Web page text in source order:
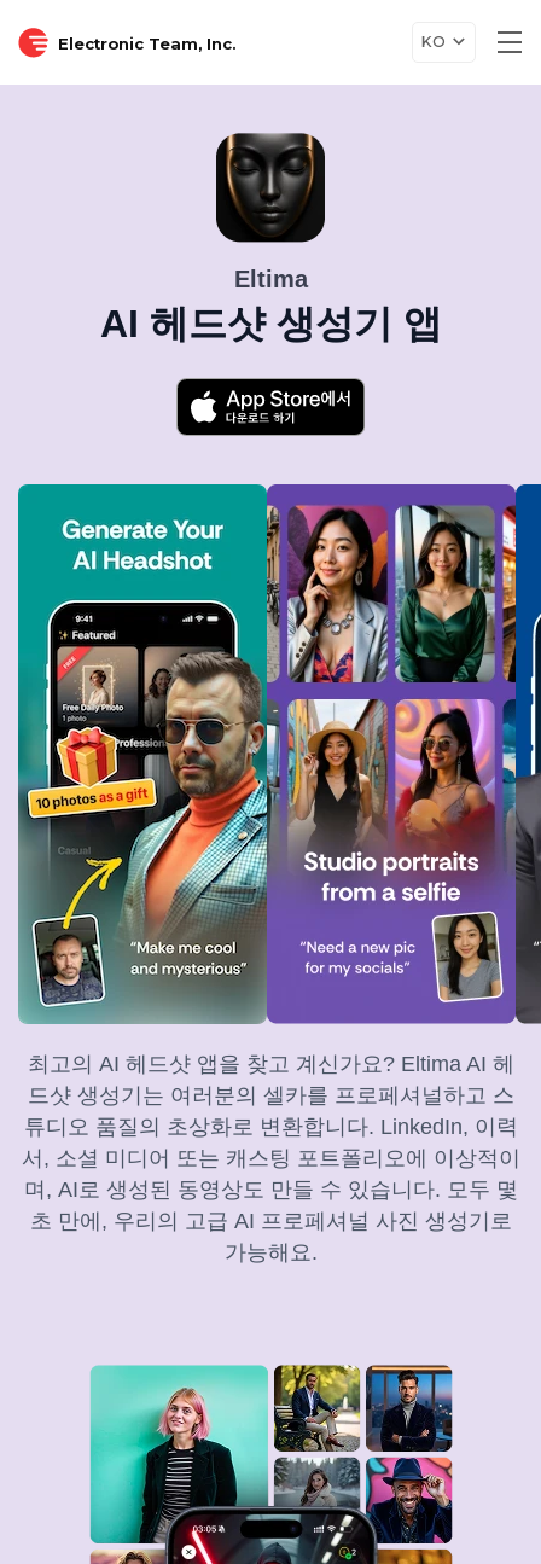
Electronic Team, Inc. KO
Eltima
AI 헤드샷 생성기 앱
최고의 AI 헤드샷 앱을 찾고 계신가요? Eltima AI 헤
드샷 생성기는 여러분의 셀카를 프로페셔널하고 스
튜디오 품질의 초상화로 변환합니다. LinkedIn, 이력
서, 소셜 미디어 또는 캐스팅 포트폴리오에 이상적이
며, AI로 생성된 동영상도 만들 수 있습니다. 모두 몇
초 만에, 우리의 고급 AI 프로페셔널 사진 생성기로
가능해요.